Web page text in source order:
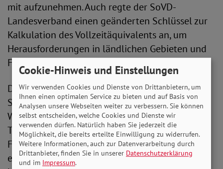
mit aufzunehmen. Auch regte der SoVD-
Landesverband einen geänderten Schlüssel zur
Kalkulation des Vollzeitäquivalents an, um
Herausforderungen in ländlichen Gebieten und
Flächenländern zu berücksichtigen.
Der vom Bundesministerium für Arbeit und
Soziales vorgelegte Verordnungsentwurf zur
Weiterführung der Ergänzenden unabhängigen
Teilhabeberatung (EUTBV) greift viele wichtige
Förderziele und Förderstrukturen für den
entfristeten Zeitraum ab 2023 auf. Der SoVD
Cookie-Hinweis und Einstellungen
Wir verwenden Cookies und Dienste von Drittanbietern, um
Ihnen einen optimalen Service zu bieten und auf Basis von
Analysen unsere Webseiten weiter zu verbessern. Sie können
selbst entscheiden, welche Cookies und Dienste wir
verwenden dürfen. Natürlich haben Sie jederzeit die
Möglichkeit, die bereits erteilte Einwilligung zu widerrufen.
Weitere Informationen, auch zur Datenverarbeitung durch
Drittanbieter, finden Sie in unserer Datenschutzerklärung
und im Impressum.